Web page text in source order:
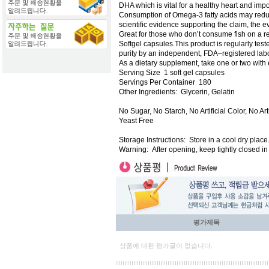
DHAwhich is vital for a healthy heart and
Consumption of Omega-3 fatty acids may
scientific evidence supporting the claim, the
Great for those who don’t consume fish on a
Softgel capsules.This product is regularly
purity by an independent, FDA–registered
As a dietary supplement, take one or two with
Serving Size 1 soft gel capsules
Servings Per Container 180
Other Ingredients: Glycerin, Gelatin
No Sugar, No Starch, No Artificial Color, No
Yeast Free
Storage Instructions: Store in a cool dry place.
Warning: After opening, keep tightly closed
평가제목
상품에 대한 평가글이 없습니다.